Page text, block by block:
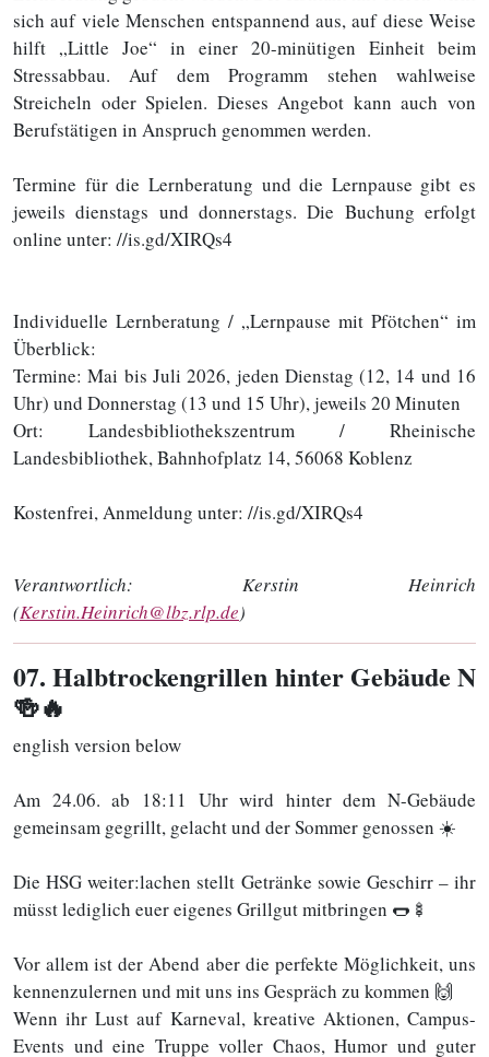
sich auf viele Menschen entspannend aus, auf diese Weise
hilft „Little Joe“ in einer 20-minütigen Einheit beim
Stressabbau. Auf dem Programm stehen wahlweise
Streicheln oder Spielen. Dieses Angebot kann auch von
Berufstätigen in Anspruch genommen werden.
Termine für die Lernberatung und die Lernpause gibt es
jeweils dienstags und donnerstags. Die Buchung erfolgt
online unter: //is.gd/XIRQs4
Individuelle Lernberatung / „Lernpause mit Pfötchen“ im
Überblick:
Termine: Mai bis Juli 2026, jeden Dienstag (12, 14 und 16
Uhr) und Donnerstag (13 und 15 Uhr), jeweils 20 Minuten
Ort: Landesbibliothekszentrum / Rheinische
Landesbibliothek, Bahnhofplatz 14, 56068 Koblenz
Kostenfrei, Anmeldung unter: //is.gd/XIRQs4
Verantwortlich: Kerstin Heinrich
(Kerstin.Heinrich@lbz.rlp.de)
07. Halbtrockengrillen hinter Gebäude N
🍻🔥
english version below
Am 24.06. ab 18:11 Uhr wird hinter dem N-Gebäude
gemeinsam gegrillt, gelacht und der Sommer genossen ☀️
Die HSG weiter:lachen stellt Getränke sowie Geschirr – ihr
müsst lediglich euer eigenes Grillgut mitbringen 🌭🍢
Vor allem ist der Abend aber die perfekte Möglichkeit, uns
kennenzulernen und mit uns ins Gespräch zu kommen 🙌
Wenn ihr Lust auf Karneval, kreative Aktionen, Campus-
Events und eine Truppe voller Chaos, Humor und guter